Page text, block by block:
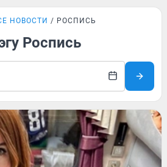
НОВОСТИ РОСПИСЬ
Роспись